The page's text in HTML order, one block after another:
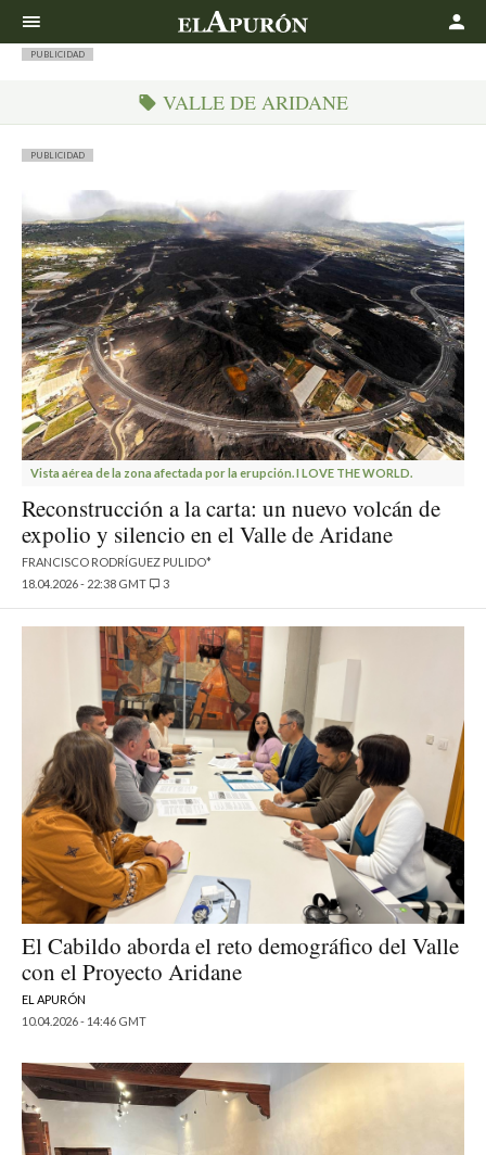
PUBLICIDAD
VALLE DE ARIDANE
PUBLICIDAD
Vista aérea de la zona afectada por la erupción. I LOVE THE WORLD.
Reconstrucción a la carta: un nuevo volcán de
expolio y silencio en el Valle de Aridane
FRANCISCO RODRÍGUEZ PULIDO*
18.04.2026 - 22:38 GMT
3
El Cabildo aborda el reto demográfico del Valle
con el Proyecto Aridane
EL APURÓN
10.04.2026 - 14:46 GMT